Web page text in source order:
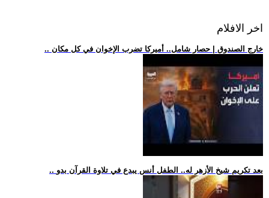
اخر الافلام
.. خارج الصندوق | حصار شامل.. أميركا تضرب الإخوان في كل مكان
.. بعد تكريم شيخ الأزهر له.. الطفل أنس يبدع في تلاوة القرآن بدو